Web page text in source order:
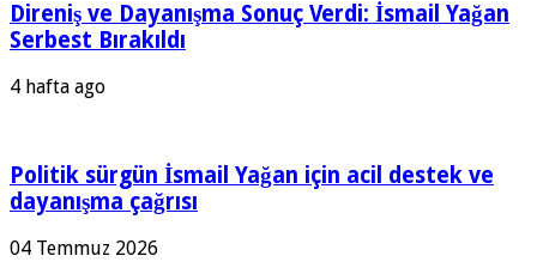
Direniş ve Dayanışma Sonuç Verdi: İsmail Yağan
Serbest Bırakıldı
4 hafta ago
Politik sürgün İsmail Yağan için acil destek ve
dayanışma çağrısı
04 Temmuz 2026